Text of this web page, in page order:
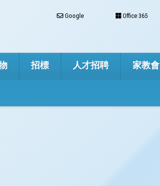
Google Office 365
招標 人才招聘 家教會